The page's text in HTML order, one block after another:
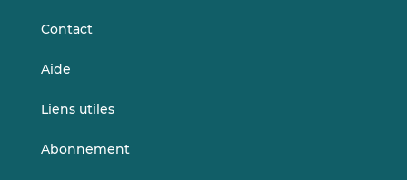
Contact
Aide
Liens utiles
Abonnement